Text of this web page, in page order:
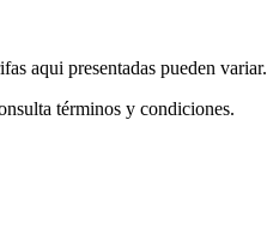
aqui presentadas pueden variar.
términos y condiciones.